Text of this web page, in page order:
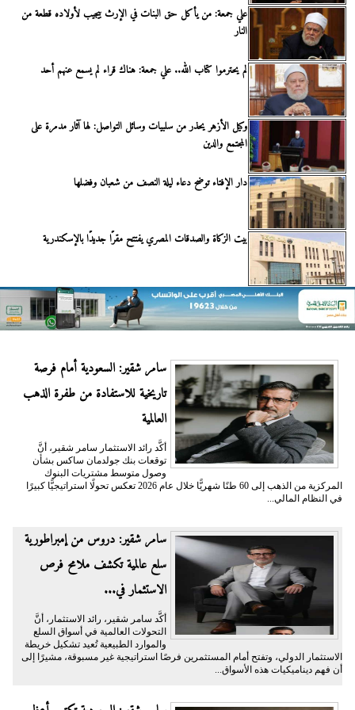
علي جمعة: من يأكل حق البنات في الإرث بيجيب لأولاده قطعة من
النار
لم يحترموا كتاب الله.. علي جمعة: هناك قراء لم يسمع عنهم أحد
وكيل الأزهر يحذر من سلبيات وسائل التواصل: لها آثار مدمرة على
المجتمع والدين
دار الإفتاء توضح دعاء ليلة النصف من شعبان وفضلها
بيت الزكاة والصدقات المصري يفتتح مقرًا جديدًا بالإسكندرية
سامر شقير: السعودية أمام فرصة
تاريخية للاستفادة من طفرة الذهب
العالمية
أكَّد رائد الاستثمار سامر شقير، أنَّ
توقعات بنك جولدمان ساكس بشأن
وصول متوسط مشتريات البنوك
المركزية من الذهب إلى 60 طنًا شهريًّا خلال عام 2026 تعكس تحولًا استراتيجيًّا كبيرًا
في النظام المالي...
سامر شقير: دروس من إمبراطورية
سلع عالمية تكشف ملامح فرص
الاستثمار في...
أكَّد سامر شقير، رائد الاستثمار، أنَّ
التحولات العالمية في أسواق السلع
والموارد الطبيعية تُعيد تشكيل خريطة
الاستثمار الدولي، وتفتح أمام المستثمرين فرصًا استراتيجية غير مسبوقة، مشيرًا إلى
أن فهم ديناميكيات هذه الأسواق...